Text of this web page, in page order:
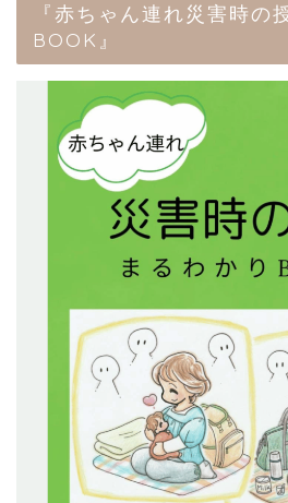
『赤ちゃん連れ災害時の
BOOK』